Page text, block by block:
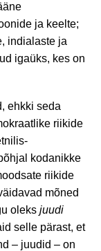
ja keelte;
indialaste ja
igaüks, kes on
ehkki seda
riikide
kodanikke
riikide
mõned
oleksjuudi
selle pärast, et
– juudid – on